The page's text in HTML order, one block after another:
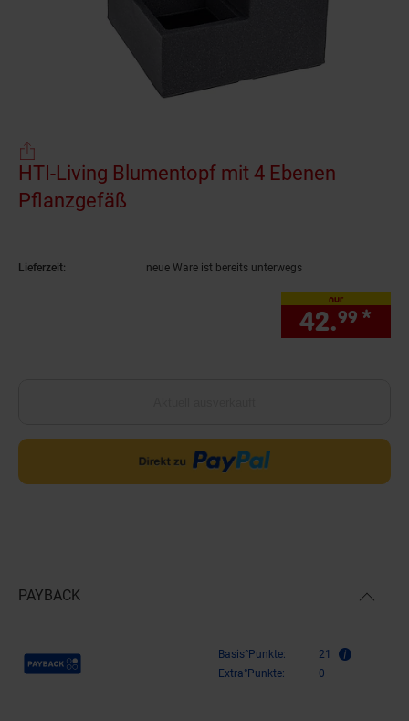
HTI-Living Blumentopf mit 4 Ebenen
Pflanzgefäß
Lieferzeit: neue Ware ist bereits unterwegs
nur
42.99 *
PAYBACK
Payback Punkte Basis°Punkte:
21
Extra°Punkte:
0